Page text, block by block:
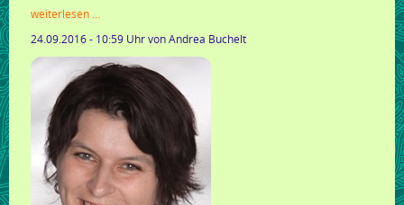
weiterlesen …
arbeit
mit
der
presse
24.09.2016 - 10:59 Uhrvon Andrea Buchelt